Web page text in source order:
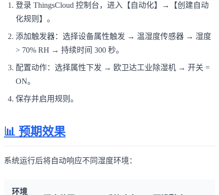
登录 ThingsCloud 控制台，进入【自动化】→【创建自动
化规则】。
添加触发器：选择设备属性触发 → 温湿度传感器 → 湿度
> 70% RH → 持续时间 300 秒。
配置动作：选择属性下发 → 欧卫达工业除湿机 → 开关 =
ON。
保存并启用规则。
📊 预期效果
系统运行后将自动响应不同湿度环境：
环境